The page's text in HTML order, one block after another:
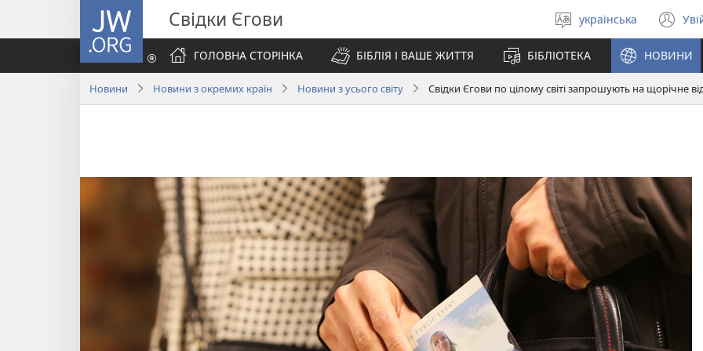
JW.ORG Свідки Єгови
Вибрати
мову
українська
у
ГОЛОВНА СТОРІНКА
БІБЛІЯ І ВАШЕ ЖИТТЯ БІБЛІОТЕКА НОВИНИ
Новини Новини з окремих країн Новини з усього світу